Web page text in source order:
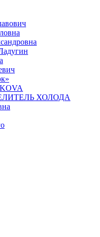
ХОЛОДА